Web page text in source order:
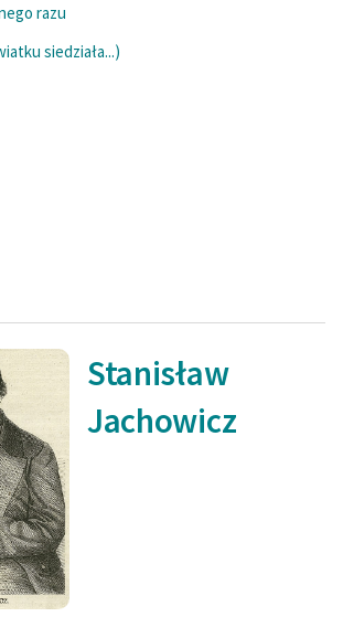
razu
siedziała...)
Stanisław
Jachowicz